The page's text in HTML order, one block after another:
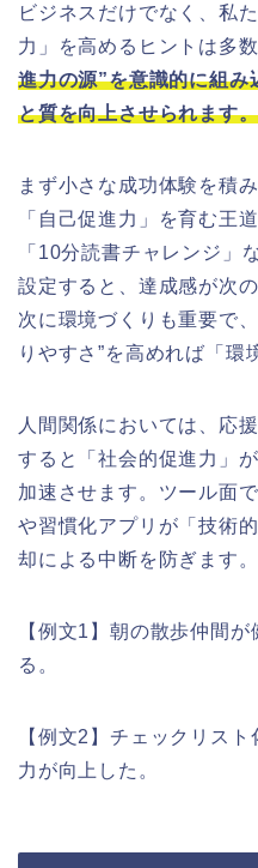
ビジネスだけでなく、私
力」を高めるヒントは多数
進力の源”を意識的に組
と質を向上させられます。
まず小さな成功体験を積
「自己促進力」を育む王
「10分読書チャレンジ」
設定すると、達成感が次
次に環境づくりも重要で
りやすさ”を高めれば「環
人間関係においては、応
すると「社会的促進力」
加速させます。ツール面
や習慣化アプリが「技術
却による中断を防ぎます。
【例文1】朝の散歩仲間
る。
【例文2】チェックリス
力が向上した。